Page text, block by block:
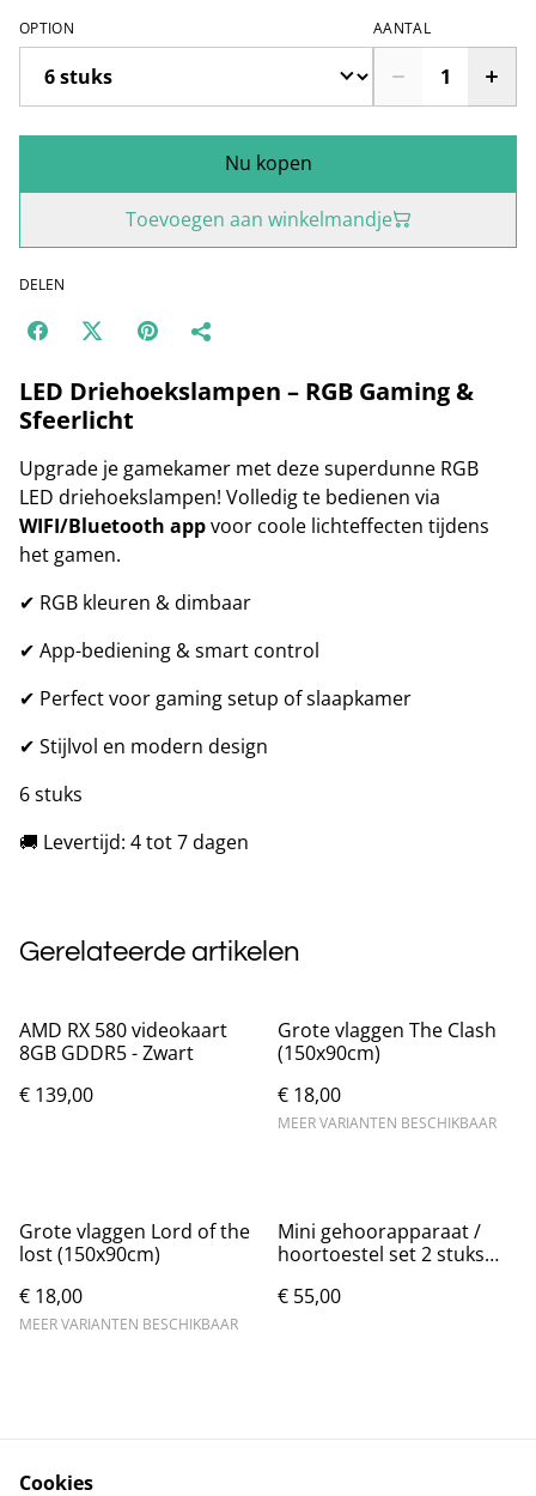
OPTION AANTAL
Nu kopen
Toevoegen aan winkelmandje
DELEN
LED Driehoekslampen – RGB Gaming &
Sfeerlicht
Upgrade je gamekamer met deze superdunne RGB
LED driehoekslampen! Volledig te bedienen via
WIFI/Bluetooth appvoor coole lichteffecten tijdens
het gamen.
✔ RGB kleuren & dimbaar
✔ App-bediening & smart control
✔ Perfect voor gaming setup of slaapkamer
✔ Stijlvol en modern design
6 stuks
🚚 Levertijd: 4 tot 7 dagen
Gerelateerde artikelen
AMD RX 580 videokaart
8GB GDDR5 - Zwart
€ 139,00
Grote vlaggen The Clash
(150x90cm)
€ 18,00
MEER VARIANTEN BESCHIKBAAR
Grote vlaggen Lord of the
lost (150x90cm)
€ 18,00
MEER VARIANTEN BESCHIKBAAR
Mini gehoorapparaat /
hoortoestel set 2 stuks
€ 55,00
Cookies